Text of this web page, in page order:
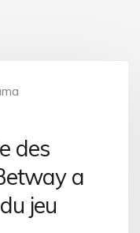
des
a
jeu